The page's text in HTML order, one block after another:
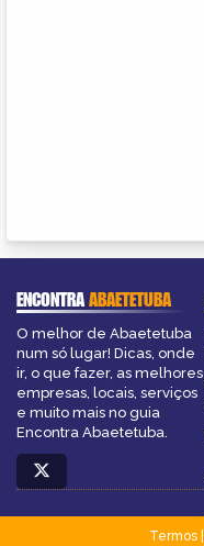
ENCONTRAABAETETUBA
O melhor de Abaetetuba
num só lugar! Dicas, onde
ir, o que fazer, as melhores
empresas, locais, serviços
e muito mais no guia
Encontra Abaetetuba.
Termos|